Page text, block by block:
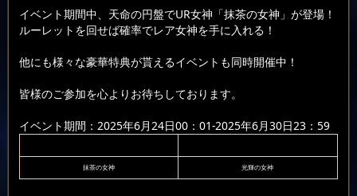
イベント期間中、天命の円盤でUR女神「抹茶の女神」が登場！
ルーレットを回せば確率でレア女神を手に入れる！
他にも様々な豪華特典が貰えるイベントも同時開催中！
皆様のご参加を心よりお待ちしております。
イベント期間：2025年6月24日00：01-2025年6月30日23：59
抹茶の女神 光輝の女神